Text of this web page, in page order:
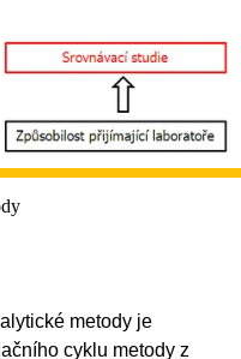
metody je
cyklu metody z